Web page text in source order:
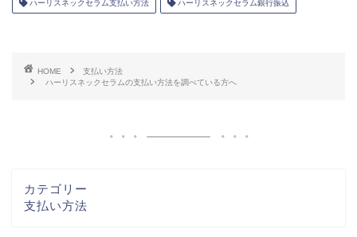
ハーリスネックセラム支払い方法 ハーリスネックセラム銀行振込
HOME
支払い方法
ハーリスネックセラムの支払い方法を調べている方へ
カテゴリー
支払い方法